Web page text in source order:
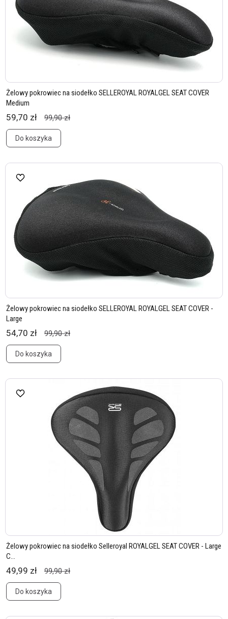
Żelowy pokrowiec na siodełko SELLEROYAL ROYALGEL SEAT COVER
Medium
59,70 zł 99,90 zł
Do koszyka
Żelowy pokrowiec na siodełko SELLEROYAL ROYALGEL SEAT COVER -
Large
54,70 zł 99,90 zł
Do koszyka
Żelowy pokrowiec na siodełko Selleroyal ROYALGEL SEAT COVER - Large
C...
49,99 zł 99,90 zł
Do koszyka